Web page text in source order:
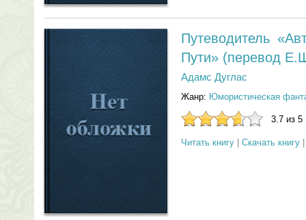
Путеводитель
Пути» (перевод
Адамс Дуглас
Жанр: Юмористическая
3.7 из 5
Читать книгу Скачать книгу